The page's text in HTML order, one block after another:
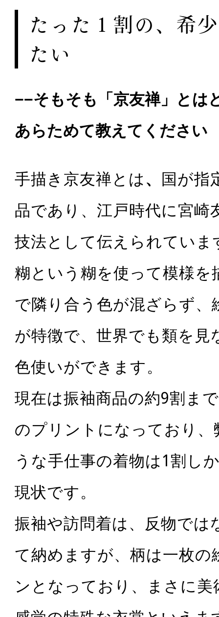
たった１割の、希
たい
−−そもそも「京友禅」とは
あらためて教えてください
手描き京友禅とは、 国が指
品であり、江戸時代に宮崎
技法として伝えられていま
糊という糊を使って模様
で隣り合う色が混ざらず
が特徴で、世界でも類を
色使いができます。
現在は振袖商品の約9割ま
のプリントになっており
うな手仕事の着物は1割し
現状です。
振袖や訪問着は、反物では
て納めますが、柄は一枚
ンとなっており、まさに